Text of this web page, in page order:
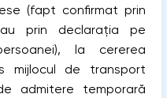
(fapt confirmat prin
prin declarația pe
la cererea
mijlocul de transport
admitere temporară